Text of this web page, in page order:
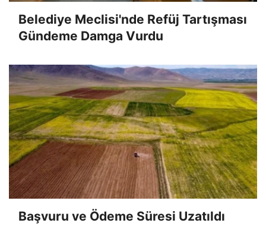
Belediye Meclisi'nde Refüj Tartışması
Gündeme Damga Vurdu
Başvuru ve Ödeme Süresi Uzatıldı